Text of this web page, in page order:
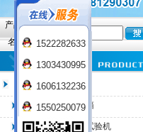
产品
名:
臭氧老化试验箱
QL-100臭氧老化箱
QL-225臭氧老化试验机
1522282633
1303430995
1606132236
1550250079